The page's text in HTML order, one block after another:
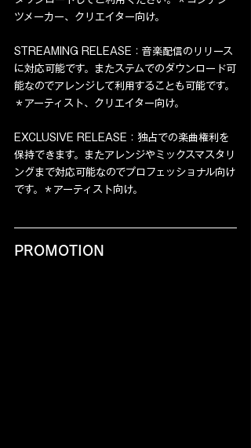
ツメーカー、クリエイター向け。
STREAMING RELEASE：音楽配信のリリース
に対応可能です。またステムでのダウンロード可
能なのでアレンジして利用することも可能です。
＊アーティスト、クリエイター向け。
EXCLUSIVE RELEASE：独占での楽曲権利を
保持できます。またアレンジやミックスマスタリ
ングまで対応可能なのでプロフェッショナル向け
です。＊アーティスト向け。
PROMOTION